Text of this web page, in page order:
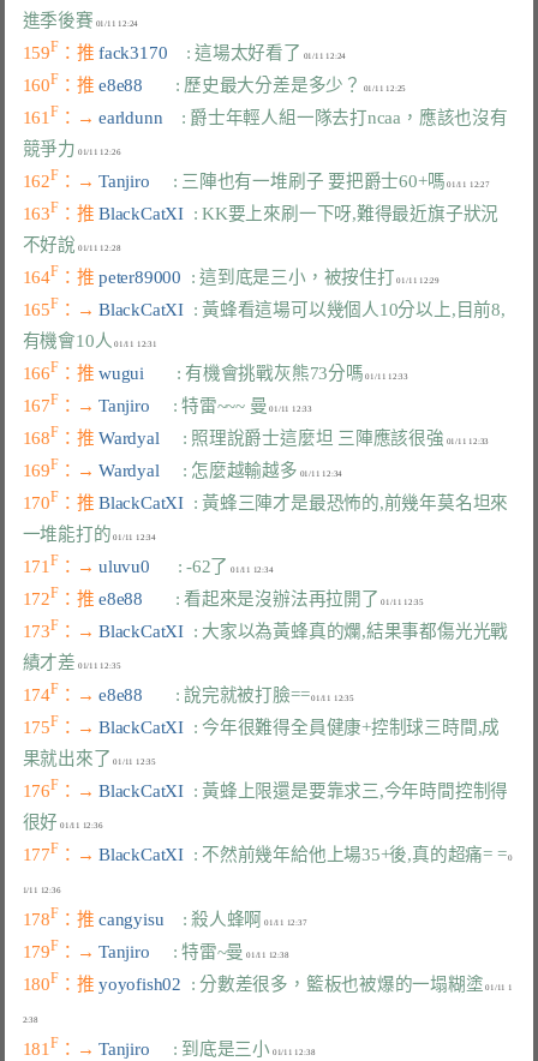
進季後賽
159F ：推 fack3170 : 這場太好看了
160F ：推 e8e88 : 歷史最大分差是多少？
161 F ：→ earldunn : 爵士年輕人組一隊去打ncaa，應該也沒有
競爭力
01/11 12:26
162F ：→ Tanjiro : 三陣也有一堆刷子 要把爵士60+嗎 01/11 12:27
163F ：推 BlackCatXI : KK要上來刷一下呀,難得最近旗子狀況
不好說
01/11 12:28
164F ：推 peter89000 : 這到底是三小，被按住打
165F ：→ BlackCatXI : 黃蜂看這場可以幾個人10分以上,目前8,
有機會10人
166F ：推 wugui : 有機會挑戰灰熊73分嗎
167F ：→ Tanjiro : 特雷~~~ 曼 01/11 12:33
168F ：推 Wardyal : 照理說爵士這麼坦 三陣應該很強
169F ：→ Wardyal : 怎麼越輸越多
170F ：推 BlackCatXI : 黃蜂三陣才是最恐怖的,前幾年莫名坦來
一堆能打的
01/11 12:34
171 F ：→ uluvu0 : -62了 01/11 12:34
172F ：推 e8e88 : 看起來是沒辦法再拉開了
173F ：→ BlackCatXI : 大家以為黃蜂真的爛,結果事都傷光光戰
績才差
01/11 12:35
174F ：→ e8e88 : 說完就被打臉== 01/11 12:35
175F ：→ BlackCatXI : 今年很難得全員健康+控制球三時間,成
果就出來了
01/11 12:35
176F ：→ BlackCatXI : 黃蜂上限還是要靠求三,今年時間控制得
很好
01/11 12:36
177F ：→ BlackCatXI : 不然前幾年給他上場35+後,真的超痛= = 0
1/11 12:36
178F ：推 cangyisu : 殺人蜂啊 01/11 12:37
179F ：→ Tanjiro : 特雷~曼 01/11 12:38
180F ：推 yoyofish02 : 分數差很多，籃板也被爆的一塌糊塗 01/11 1
2:38
181 F ：→ Tanjiro : 到底是三小 01/11 12:38